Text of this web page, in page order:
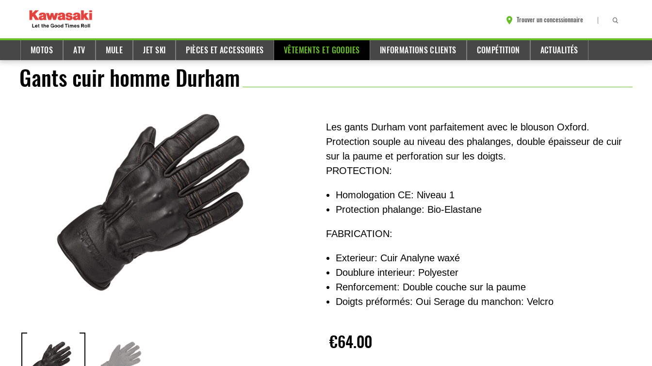
Trouver un concessionnaire
MOTOS ATV MULE JET SKI PIÈCES ET ACCESSOIRES VÊTEMENTS ET GOODIES INFORMATIONS CLIENTS COMPÉTITION ACTUALITÉS
Gants cuir homme Durham
Les gants Durham vont parfaitement avec le blouson Oxford.
Protection souple au niveau des phalanges, double épaisseur de cuir
sur la paume et perforation sur les doigts.
PROTECTION:
Homologation CE: Niveau 1
Protection phalange: Bio-Elastane
FABRICATION:
Exterieur: Cuir Analyne waxé
Doublure interieur: Polyester
Renforcement: Double couche sur la paume
Doigts préformés: Oui Serage du manchon: Velcro
€64.00